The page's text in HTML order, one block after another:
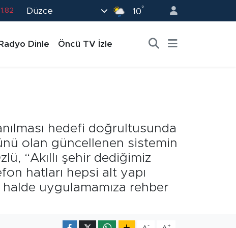
Düzce 10°
Dinle Öncü TV İzle
hedefi doğrultusunda
olan güncellenen sistemin
“Akıllı şehir dediğimiz
hatları hepsi alt yapı
uygulamamıza rehber
- +